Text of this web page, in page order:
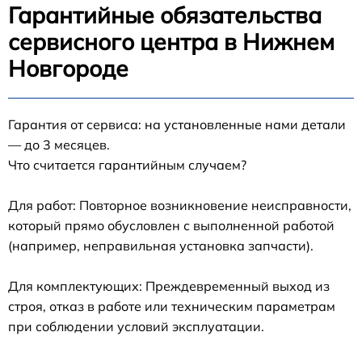
Гарантийные обязательства
сервисного центра в Нижнем
Новгороде
Гарантия от сервиса: на установленные нами детали
— до 3 месяцев.
Что считается гарантийным случаем?
Для работ: Повторное возникновение неисправности,
который прямо обусловлен с выполненной работой
(например, неправильная установка запчасти).
Для комплектующих: Преждевременный выход из
строя, отказ в работе или техническим параметрам
при соблюдении условий эксплуатации.